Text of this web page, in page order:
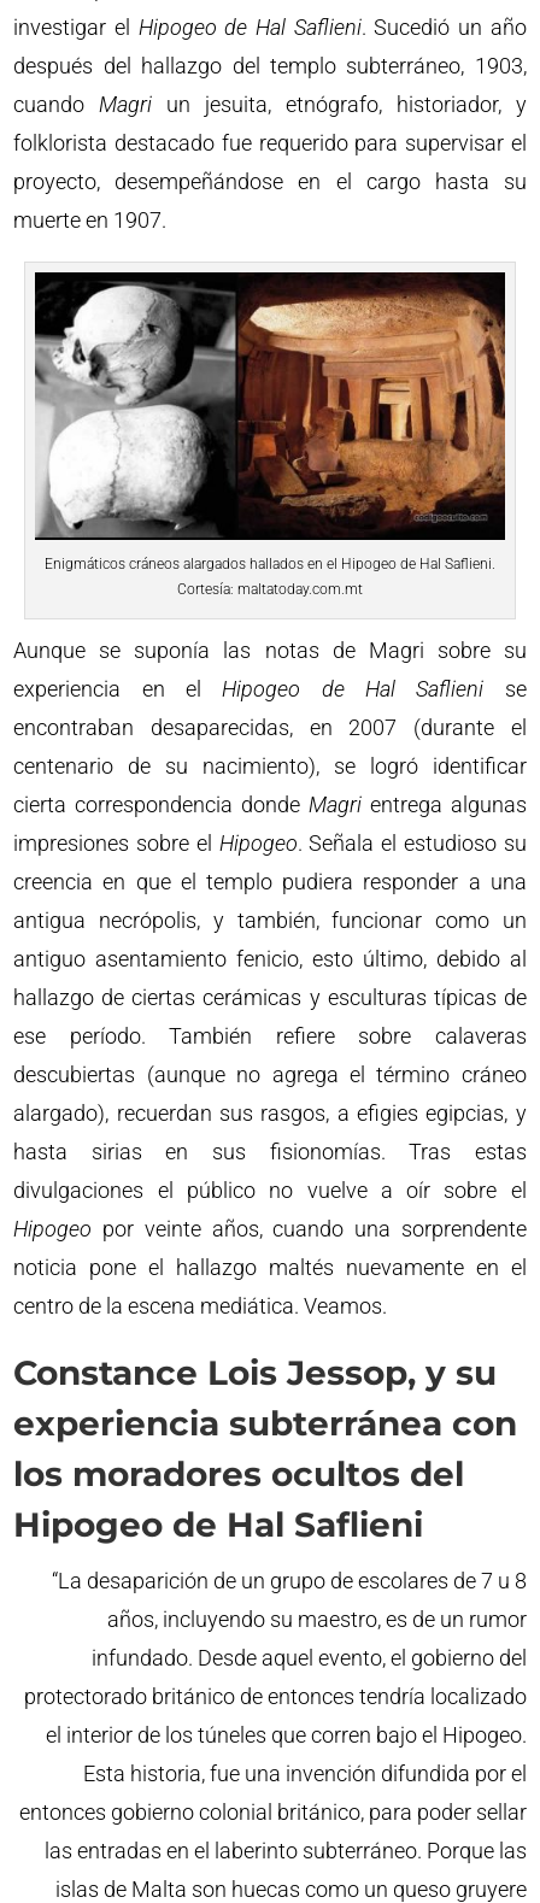
investigar el Hipogeo de Hal Saflieni. Sucedió un año
después del hallazgo del templo subterráneo, 1903,
cuando Magri un jesuita, etnógrafo, historiador, y
folklorista destacado fue requerido para supervisar el
proyecto, desempeñándose en el cargo hasta su
muerte en 1907.
Enigmáticos cráneos alargados hallados en el Hipogeo de Hal Saflieni.
Cortesía: maltatoday.com.mt
Aunque se suponía las notas de Magri sobre su
experiencia en el Hipogeo de Hal Saflieni se
encontraban desaparecidas, en 2007 (durante el
centenario de su nacimiento), se logró identificar
cierta correspondencia donde Magrientrega algunas
impresiones sobre el Hipogeo. Señala el estudioso su
creencia en que el templo pudiera responder a una
antigua necrópolis, y también, funcionar como un
antiguo asentamiento fenicio, esto último, debido al
hallazgo de ciertas cerámicas y esculturas típicas de
ese período. También refiere sobre calaveras
descubiertas (aunque no agrega el término cráneo
alargado), recuerdan sus rasgos, a efigies egipcias, y
hasta sirias en sus fisionomías. Tras estas
divulgaciones el público no vuelve a oír sobre el
Hipogeo por veinte años, cuando una sorprendente
noticia pone el hallazgo maltés nuevamente en el
centro de la escena mediática. Veamos.
Constance Lois Jessop, y su
experiencia subterránea con
los moradores ocultos del
Hipogeo de Hal Saflieni
“La desaparición de un grupo de escolares de 7 u 8
años, incluyendo su maestro, es de un rumor
infundado. Desde aquel evento, el gobierno del
protectorado británico de entonces tendría localizado
el interior de los túneles que corren bajo el Hipogeo.
Esta historia, fue una invención difundida por el
entonces gobierno colonial británico, para poder sellar
las entradas en el laberinto subterráneo. Porque las
islas de Malta son huecas como un queso gruyere